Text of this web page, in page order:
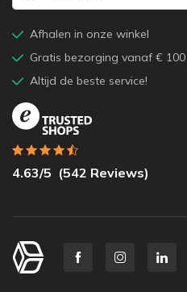
Afhalen in onze winkel
Gratis bezorging vanaf € 100
Altijd de beste service!
4.63/5 (542 Reviews)